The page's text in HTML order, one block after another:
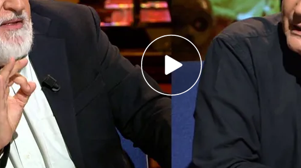
de 'Cuarto Milenio', disponibles en Mediaset
siempre están de actualidad, asuntos que, por
siguen generando acalorados debates entre